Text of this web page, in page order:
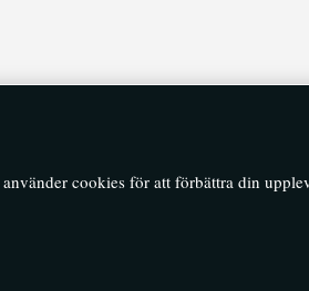
cookies för att förbättra din